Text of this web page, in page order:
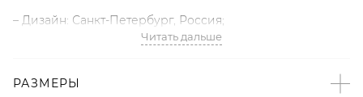
– Дизайн: Санкт-Петербург, Россия;
– Ажурная вязка;
Читать дальше
РАЗМЕРЫ